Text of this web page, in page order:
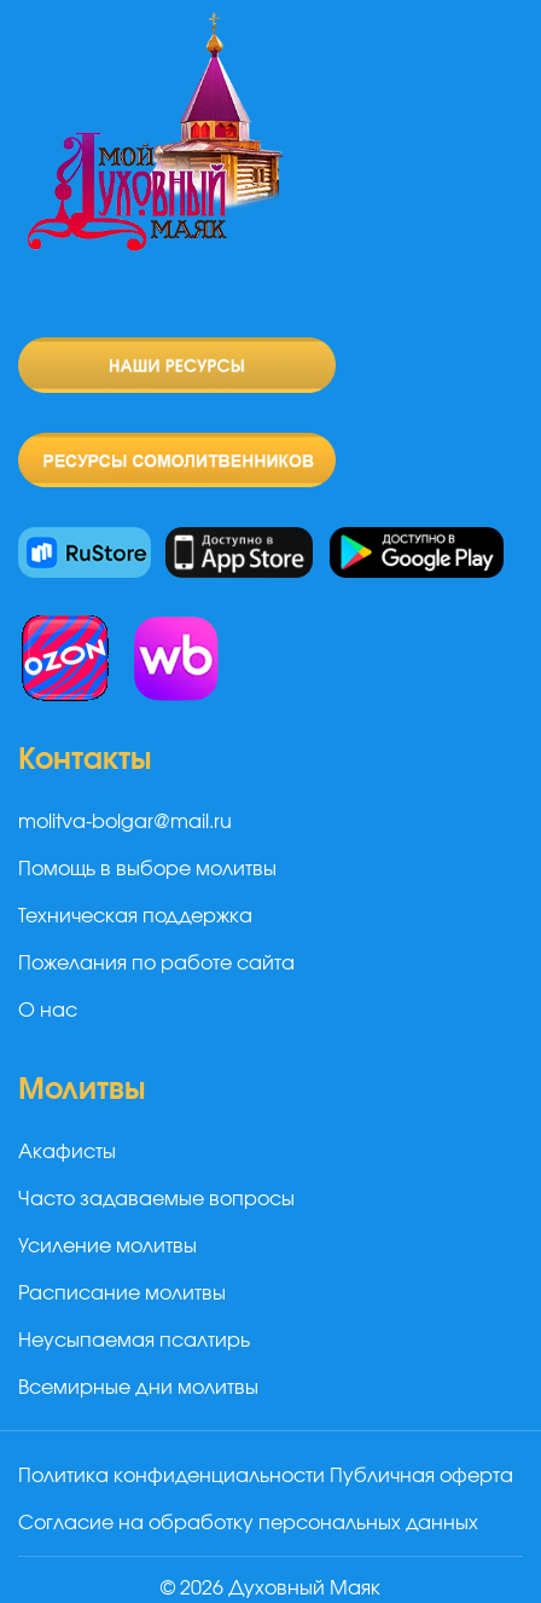
Контакты
molitva-bolgar@mail.ru
Помощь в выборе молитвы
Техническая поддержка
Пожелания по работе сайта
О нас
Молитвы
Акафисты
Часто задаваемые вопросы
Усиление молитвы
Расписание молитвы
Неусыпаемая псалтирь
Всемирные дни молитвы
Политика конфиденциальности Публичная оферта
Согласие на обработку персональных данных
© 2026 Духовный Маяк